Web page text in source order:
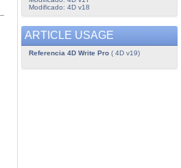
Modificado: 4D v18
ARTICLE USAGE
Referencia 4D Write Pro( 4D v19)